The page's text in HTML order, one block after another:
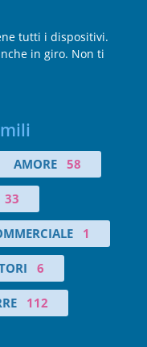
tutti i dispositivi.
in giro. Non ti
AMORE 58
33
1
6
112